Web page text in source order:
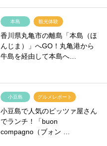
本島 観光体験
香川県丸亀市の離島「本島（ほ
んじま）」へGO！丸亀港から
牛島を経由して本島へ…
小豆島 グルメレポート
小豆島で人気のピッツァ屋さん
でランチ！「buon
compagno（ブォン …